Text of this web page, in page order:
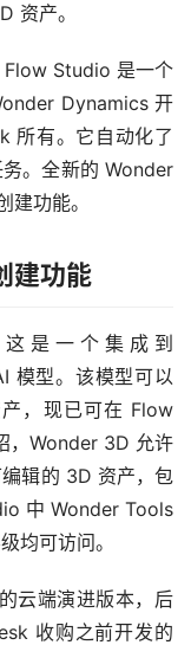
资产。
Studio 是一个
Dynamics 开
所有。它自动化了
。全新的 Wonder
功能。
建功能
这是一个集成到
模型。该模型可以
，现已可在 Flow
，Wonder 3D 允许
辑的 3D 资产，包
中 Wonder Tools
均可访问。
云端演进版本，后
收购之前开发的